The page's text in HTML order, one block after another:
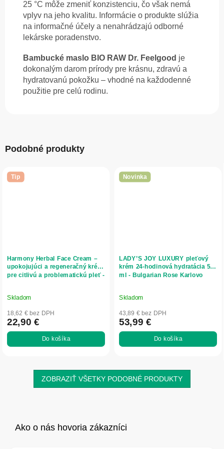
25 °C môže zmeniť konzistenciu, čo však nemá
vplyv na jeho kvalitu. Informácie o produkte slúžia
na informačné účely a nenahrádzajú odborné
lekárske poradenstvo.
Bambucké maslo BIO RAW Dr. Feelgood je
dokonalým darom prírody pre krásnu, zdravú a
hydratovanú pokožku – vhodné na každodenné
použitie pre celú rodinu.
Podobné produkty
Tip
Harmony Herbal Face Cream –
upokojujúci a regeneračný krém
pre citlivú a problematickú pleť -
Skladom
18,62 € bez DPH
22,90 €
Do košíka
Novinka
LADY’S JOY LUXURY pleťový
krém 24-hodinová hydratácia 50
ml - Bulgarian Rose Karlovo
Skladom
43,89 € bez DPH
53,99 €
Do košíka
ZOBRAZIŤ VŠETKY PODOBNÉ PRODUKTY